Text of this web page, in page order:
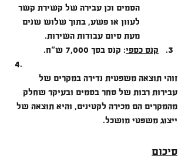
הסמים וכן עבירה של קשירת קשר
לעוון או פשע, בתוך שלוש שנים
מעת סיום עבודות השירות.
קנס כספי: קנס בסך 7,000 ש"ח.
זוהי תוצאה משפטית נדירה במקרים של
עבירות רבות של סחר בסמים ובעיקר שחלק
מהמקרים הם מכירה לקטינים, והיא תוצאה של
ייצוג משפטי מושכל.
סיכום